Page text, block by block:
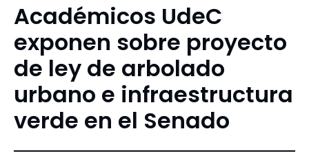
Académicos UdeC
exponen sobre proyecto
de ley de arbolado
urbano e infraestructura
verde en el Senado